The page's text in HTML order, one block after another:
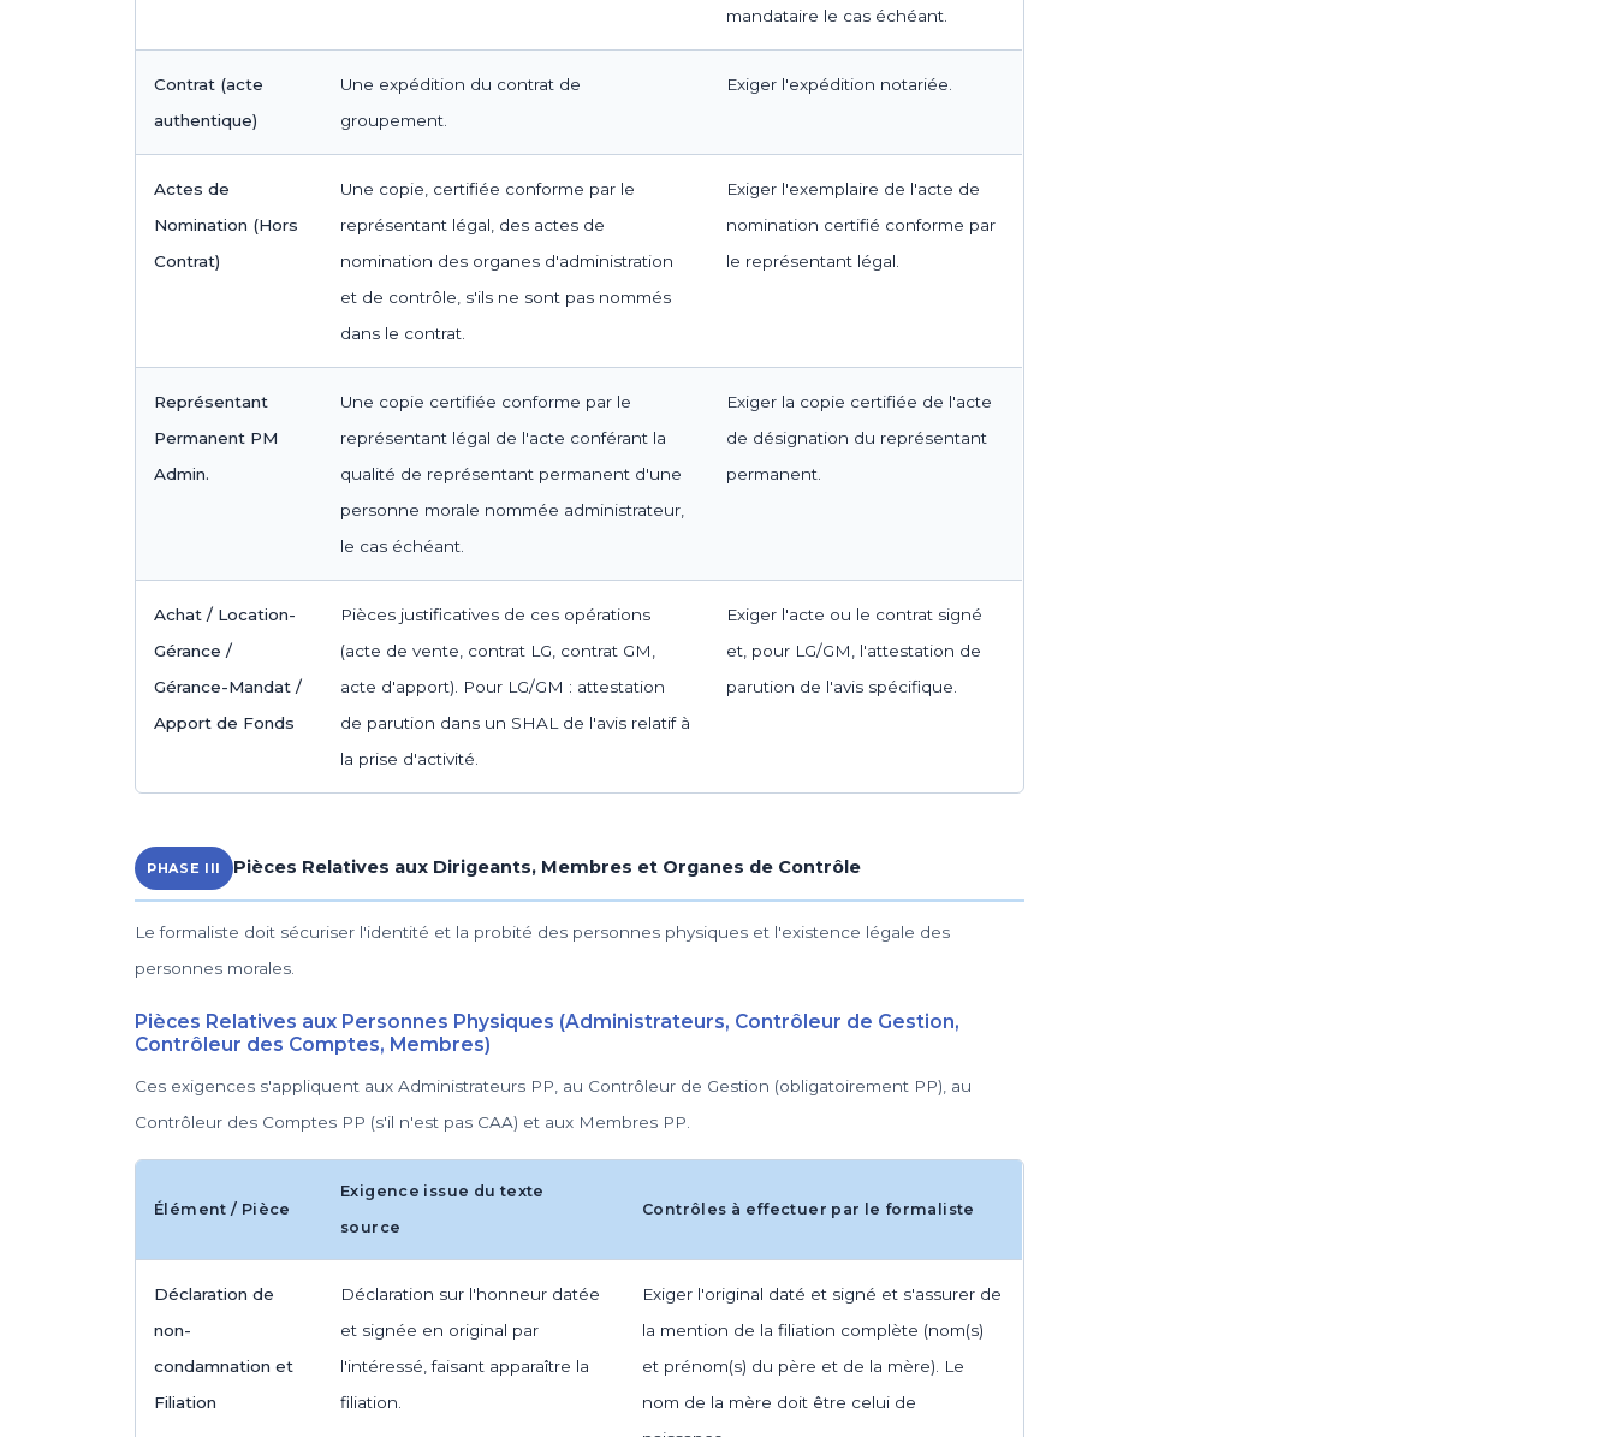
mandataire le cas échéant.
Contrat (acte
authentique)
Une expédition du contrat de
groupement.
Exiger l'expédition notariée.
Actes de
Nomination (Hors
Contrat)
Une copie, certifiée conforme par le
représentant légal, des actes de
nomination des organes d'administration
et de contrôle, s'ils ne sont pas nommés
dans le contrat.
Exiger l'exemplaire de l'acte de
nomination certifié conforme par
le représentant légal.
Représentant
Permanent PM
Admin.
Une copie certifiée conforme par le
représentant légal de l'acte conférant la
qualité de représentant permanent d'une
personne morale nommée administrateur,
le cas échéant.
Exiger la copie certifiée de l'acte
de désignation du représentant
permanent.
Achat / Location-
Gérance /
Gérance-Mandat /
Apport de Fonds
Pièces justificatives de ces opérations
(acte de vente, contrat LG, contrat GM,
acte d'apport). Pour LG/GM : attestation
de parution dans un SHAL de l'avis relatif à
la prise d'activité.
Exiger l'acte ou le contrat signé
et, pour LG/GM, l'attestation de
parution de l'avis spécifique.
PHASE III Pièces Relatives aux Dirigeants, Membres et Organes de Contrôle
Le formaliste doit sécuriser l'identité et la probité des personnes physiques et l'existence légale des
personnes morales.
Pièces Relatives aux Personnes Physiques (Administrateurs, Contrôleur de Gestion,
Contrôleur des Comptes, Membres)
Ces exigences s'appliquent aux Administrateurs PP, au Contrôleur de Gestion (obligatoirement PP), au
Contrôleur des Comptes PP (s'il n'est pas CAA) et aux Membres PP.
Élément / Pièce
Exigence issue du texte
source
Contrôles à effectuer par le formaliste
Déclaration de
non-
condamnation et
Filiation
Déclaration sur l'honneur datée
et signée en original par
l'intéressé, faisant apparaître la
filiation.
Exiger l'original daté et signé et s'assurer de
la mention de la filiation complète (nom(s)
et prénom(s) du père et de la mère). Le
nom de la mère doit être celui de